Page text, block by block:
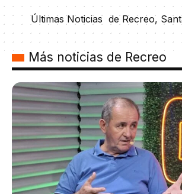
Últimas Noticias de Recreo,
Más noticias de Recreo